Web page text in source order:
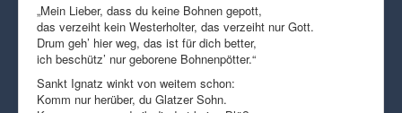
„Mein Lieber, dass du keine Bohnen gepott,
das verzeiht kein Westerholter, das verzeiht nur Gott.
Drum geh’ hier weg, das ist für dich better,
ich beschütz’ nur geborene Bohnenpötter.“
Sankt Ignatz winkt von weitem schon:
Komm nur herüber, du Glatzer Sohn.